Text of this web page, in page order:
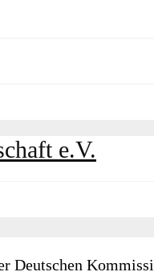
Deutschen